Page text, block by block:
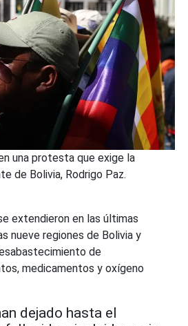
una protesta que exige la
de Bolivia, Rodrigo Paz.
extendieron en las últimas
nueve regiones de Bolivia y
de
medicamentos y oxígeno
dejado hasta el